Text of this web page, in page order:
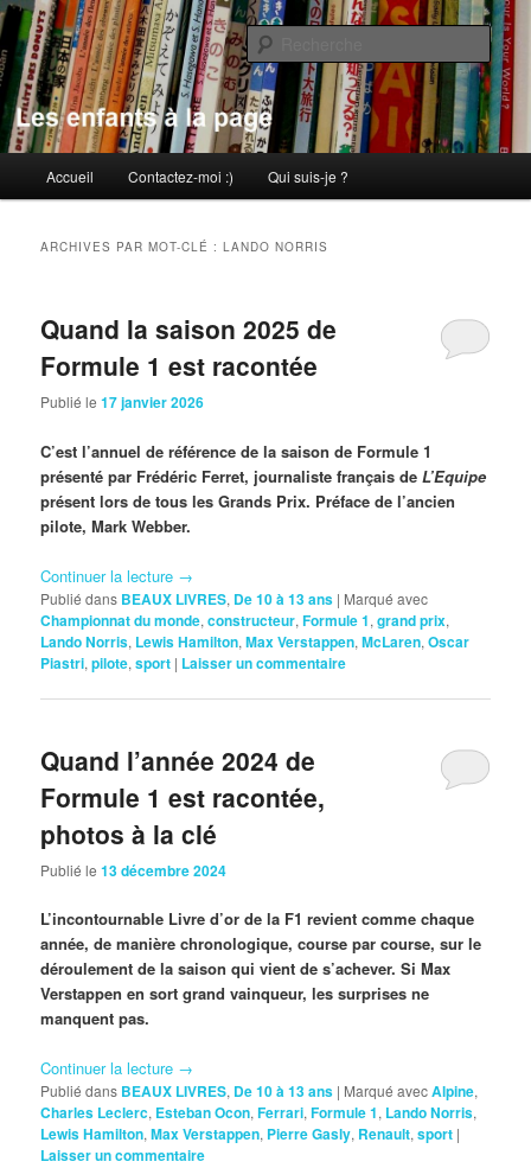
Aller
au
contenu
principal
Aller
au
contenu
secondaireLes enfants à la page
principal
Accueil Contactez-moi :) Qui suis-je ?
ARCHIVES PAR MOT-CLÉ :LANDO NORRIS
Quand la saison 2025 de
Formule 1 est racontée
Publié le17 janvier 2026
C’est l’annuel de référence de la saison de Formule 1
présenté par Frédéric Ferret, journaliste français deL’Equipe
présent lors de tous les Grands Prix. Préface de l’ancien
pilote, Mark Webber.
Continuer la lecture →
Publié dans BEAUX LIVRES, De 10 à 13 ans | Marqué avec
Championnat du monde,constructeur,Formule 1,grand prix,
Lando Norris, Lewis Hamilton,Max Verstappen,McLaren,Oscar
Piastri,pilote,sport | Laisser un commentaire
Quand l’année 2024 de
Formule 1 est racontée,
photos à la clé
Publié le13 décembre 2024
L’incontournable Livre d’or de la F1 revient comme chaque
année, de manière chronologique, course par course, sur le
déroulement de la saison qui vient de s’achever. Si Max
Verstappen en sort grand vainqueur, les surprises ne
manquent pas.
Continuer la lecture →
Publié dans BEAUX LIVRES, De 10 à 13 ans | Marqué avecAlpine,
Charles Leclerc, Esteban Ocon,Ferrari,Formule 1, Lando Norris,
Lewis Hamilton,Max Verstappen, Pierre Gasly, Renault,sport |
Laisser un commentaire